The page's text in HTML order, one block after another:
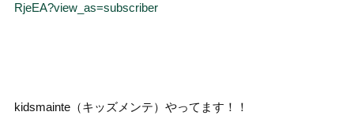
RjeEA?view_as=subscriber
kidsmainte（キッズメンテ）やってます！！